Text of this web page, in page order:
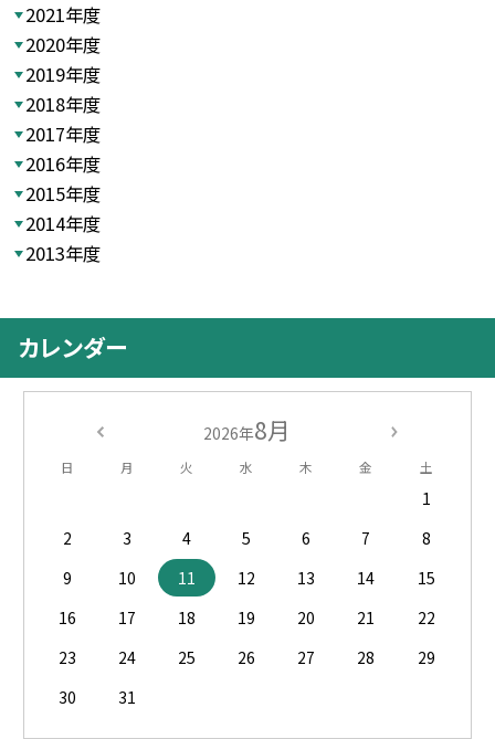
2021年度
2020年度
2019年度
2018年度
2017年度
2016年度
2015年度
2014年度
2013年度
カレンダー
2026年8月
日 月 火 水 木 金 土
1
2
3 4 5 6 7
8
9
10 11 12 13 14
15
16
17 18 19 20 21
22
23
24 25 26 27 28
29
30
31